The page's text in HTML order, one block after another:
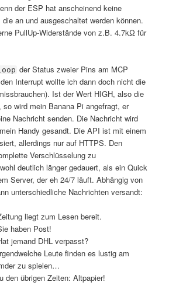
der ESP hat anscheinend keine
an und ausgeschaltet werden können.
PullUp-Widerstände von z.B. 4.7kΩ für
der Status zweier Pins am MCP
Interrupt wollte ich dann doch nicht die
Ist der Wert HIGH, also die
so wird mein Banana Pi angefragt, er
Nachricht senden. Die Nachricht wird
Handy gesandt. Die API ist mit einem
allerdings nur auf HTTPS. Den
Verschlüsselung zu
deutlich länger gedauert, als ein Quick
Server, der eh 24/7 läuft. Abhängig von
unterschiedliche Nachrichten versandt:
liegt zum Lesen bereit.
haben Post!
jemand DHL verpasst?
Leute finden es lustig am
zu spielen…
den übrigen Zeiten: Altpapier!